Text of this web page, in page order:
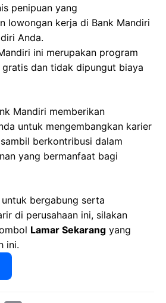
penipuan yang
lowongan kerja di Bank Mandiri
Anda.
ini merupakan program
gratis dan tidak dipungut biaya
Mandiri memberikan
untuk mengembangkan karier
berkontribusi dalam
yang bermanfaat bagi
bergabung serta
di perusahaan ini, silakan
Lamar Sekarang yang
ini.